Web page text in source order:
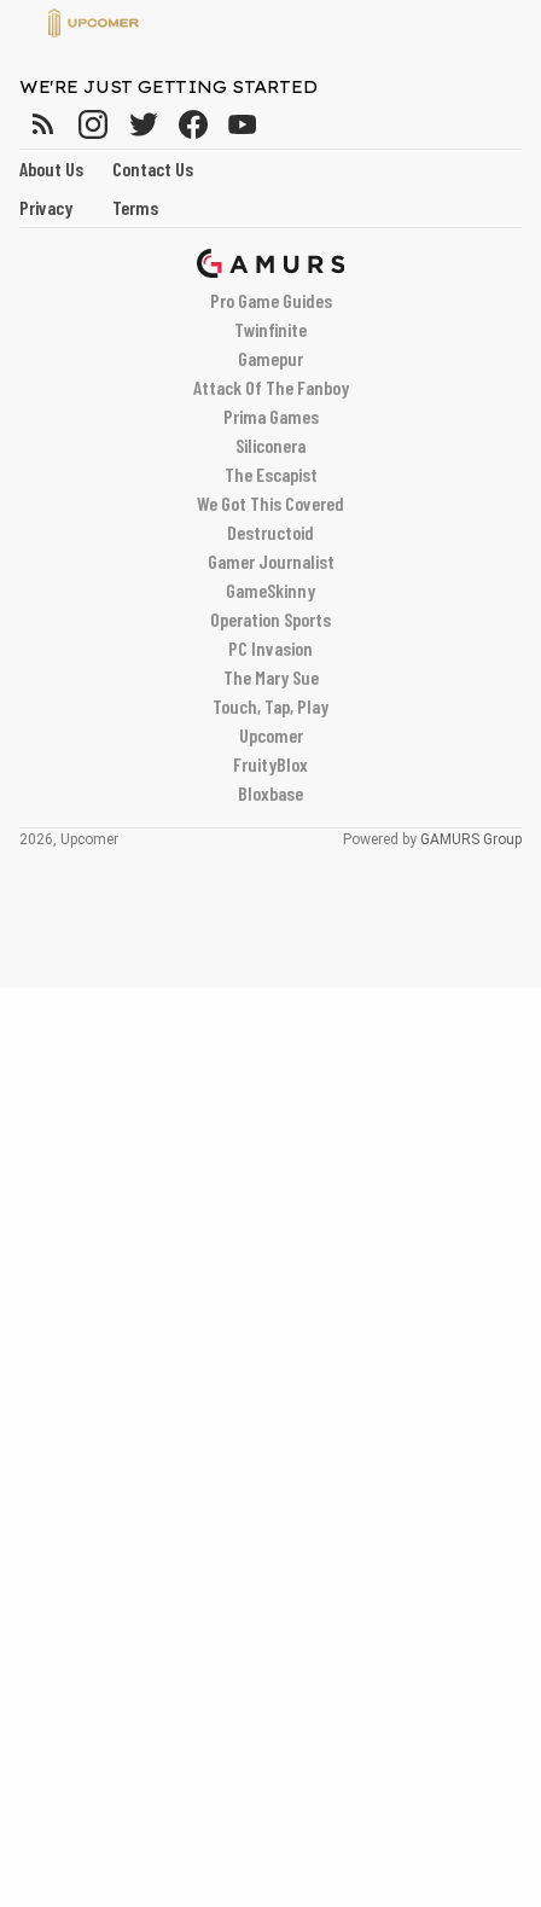
WE'RE JUST GETTING STARTED
About Us
Contact Us
Privacy
Terms
Pro Game Guides
Twinfinite
Gamepur
Attack Of The Fanboy
Prima Games
Siliconera
The Escapist
We Got This Covered
Destructoid
Gamer Journalist
GameSkinny
Operation Sports
PC Invasion
The Mary Sue
Touch, Tap, Play
Upcomer
FruityBlox
Bloxbase
2026, Upcomer Powered by GAMURS Group